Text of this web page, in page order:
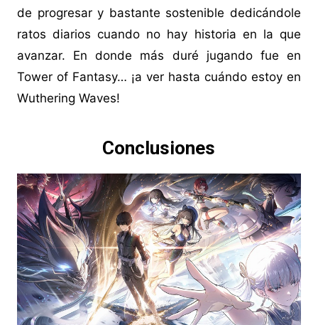
de progresar y bastante sostenible dedicándole
ratos diarios cuando no hay historia en la que
avanzar. En donde más duré jugando fue en
Tower of Fantasy… ¡a ver hasta cuándo estoy en
Wuthering Waves!
Conclusiones